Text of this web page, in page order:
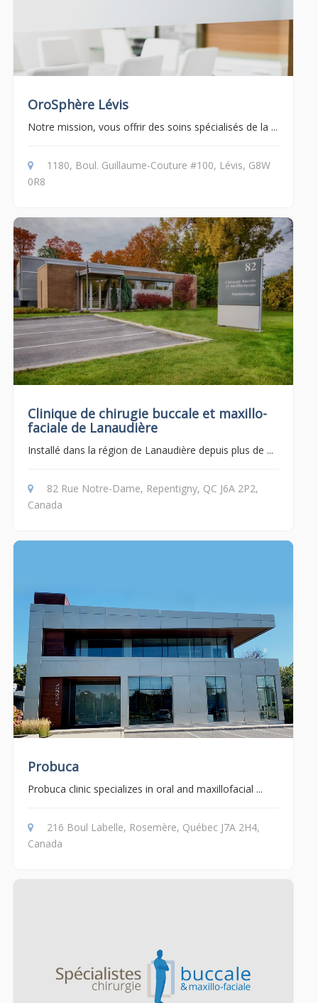
OroSphère Lévis
Notre mission, vous offrir des soins spécialisés de la ...
1180, Boul. Guillaume-Couture #100, Lévis, G8W
0R8
Clinique de chirugie buccale et maxillo-
faciale de Lanaudière
Installé dans la région de Lanaudière depuis plus de ...
82 Rue Notre-Dame, Repentigny, QC J6A 2P2,
Canada
Probuca
Probuca clinic specializes in oral and maxillofacial ...
216 Boul Labelle, Rosemère, Québec J7A 2H4,
Canada